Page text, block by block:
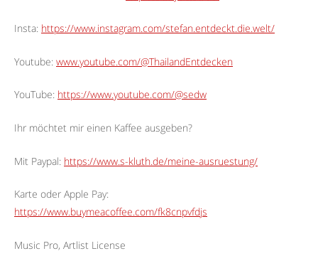
Insta: https://www.instagram.com/stefan.entdeckt.die.welt/
Youtube: www.youtube.com/@ThailandEntdecken
YouTube: https://www.youtube.com/@sedw
Ihr möchtet mir einen Kaffee ausgeben?
Mit Paypal: https://www.s-kluth.de/meine-ausruestung/
Karte oder Apple Pay:
https://www.buymeacoffee.com/fk8cnpvfdjs
Music Pro, Artlist License